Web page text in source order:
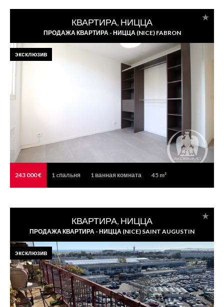
КВАРТИРА, НИЦЦА
ПРОДАЖА КВАРТИРА - НИЦЦА (NICE) FABRON
243 000 € 1 cпальня 1ванная комната 45 m²
эксклюзив
КВАРТИРА, НИЦЦА
ПРОДАЖА КВАРТИРА - НИЦЦА (NICE) SAINT AUGUSTIN
эксклюзив